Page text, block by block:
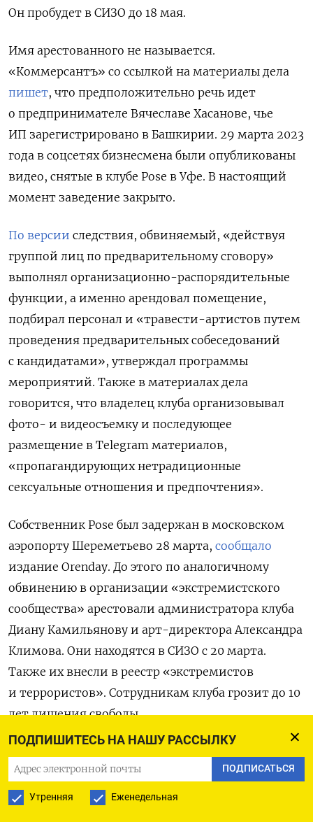
ПОДПИШИТЕСЬ НА НАШУ РАССЫЛКУ
ПОДПИСАТЬСЯ
Утренняя Еженедельная
Он пробудет в СИЗО до 18 мая.
Имя арестованного не называется.
«Коммерсантъ» со ссылкой на материалы дела
пишет, что предположительно речь идет
о предпринимателе Вячеславе Хасанове, чье
ИП зарегистрировано в Башкирии. 29 марта 2023
года в соцсетях бизнесмена были опубликованы
видео, снятые в клубе Pose в Уфе. В настоящий
момент заведение закрыто.
По версии следствия, обвиняемый, «действуя
группой лиц по предварительному сговору»
выполнял организационно-распорядительные
функции, а именно арендовал помещение,
подбирал персонал и «травести-артистов путем
проведения предварительных собеседований
с кандидатами», утверждал программы
мероприятий. Также в материалах дела
говорится, что владелец клуба организовывал
фото- и видеосъемку и последующее
размещение в Telegram материалов,
«пропагандирующих нетрадиционные
сексуальные отношения и предпочтения».
Собственник Pose был задержан в московском
аэропорту Шереметьево 28 марта, сообщало
издание Orenday. До этого по аналогичному
обвинению в организации «экстремистского
сообщества» арестовали администратора клуба
Диану Камильянову и арт-директора Александра
Климова. Они находятся в СИЗО с 20 марта.
Также их внесли в реестр «экстремистов
и террористов». Сотрудникам клуба грозит до 10
лет лишения свободы.
Мизулина отмечала, что дело против Poseстало
первымв России после того, как Верховный суд